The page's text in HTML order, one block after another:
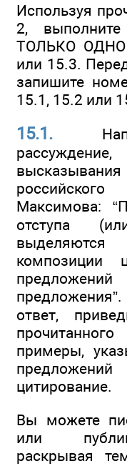
Используя
2,
ТОЛЬКО ОДНО
или 15.3.
запишите
15.1, 15.2 или
15.1.
Максимова:
отступа
композиции
ответ,
примеры,
цитирование.
Вы можете
или
раскрывая